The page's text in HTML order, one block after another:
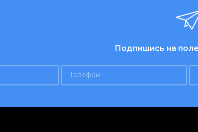
Подпишись на